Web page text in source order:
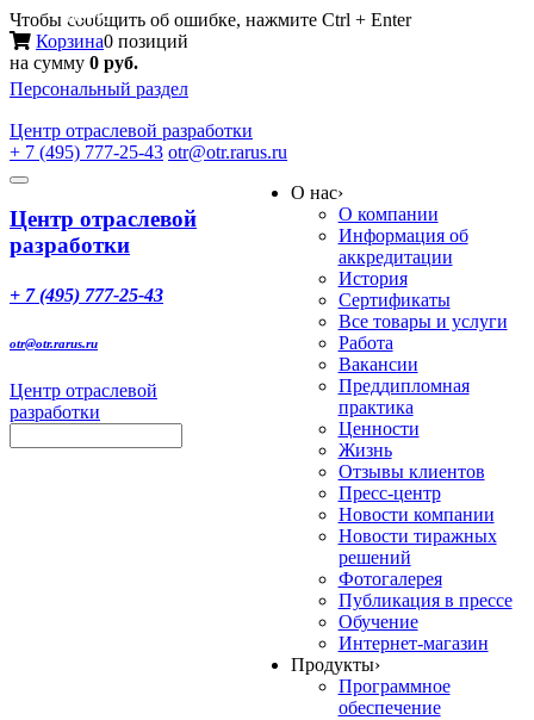
Чтобы сообщить об ошибке, нажмите Ctrl + Enter
Корзина0 позиций
на сумму 0 руб.
Персональный раздел
Центр отраслевой разработки
+ 7 (495) 777-25-43 otr@otr.rarus.ru
Toggle
Меню
Центр отраслевой
разработки
+ 7 (495) 777-25-43
otr@otr.rarus.ru
Центр отраслевой
разработки
О нас›
О компании
Информация об
аккредитации
История
Сертификаты
Все товары и услуги
Работа
Вакансии
Преддипломная
практика
Ценности
Жизнь
Отзывы клиентов
Пресс-центр
Новости компании
Новости тиражных
решений
Фотогалерея
Публикация в прессе
Обучение
Интернет-магазин
Продукты›
Программное
обеспечение